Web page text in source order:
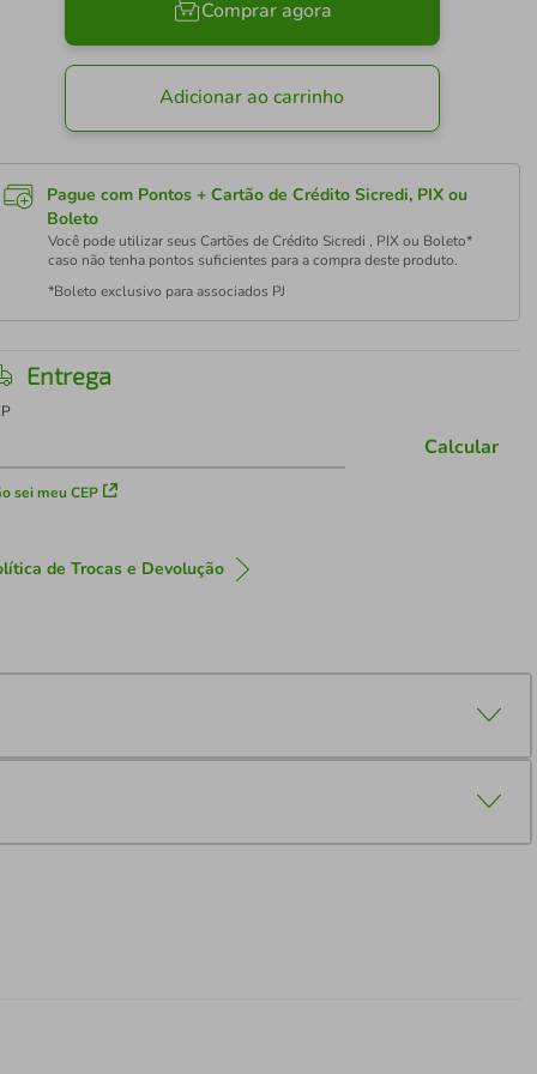
Comprar agora
Adicionar ao carrinho
Pague com Pontos + Cartão de Crédito Sicredi, PIX ou
Boleto
Você pode utilizar seus Cartões de Crédito Sicredi , PIX ou Boleto*
caso não tenha pontos suficientes para a compra deste produto.
*Boleto exclusivo para associados PJ
Entrega
sei meu CEP
Calcular
de Trocas e Devolução